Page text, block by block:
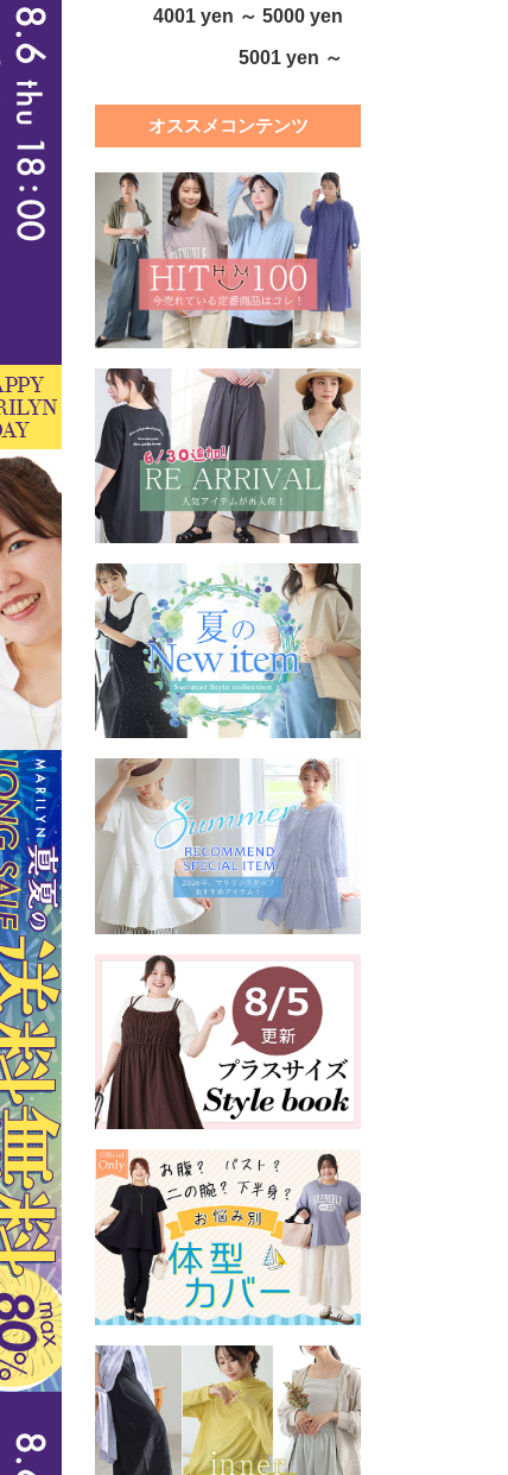
4001 yen ～ 5000 yen
5001 yen ～
オススメコンテンツ